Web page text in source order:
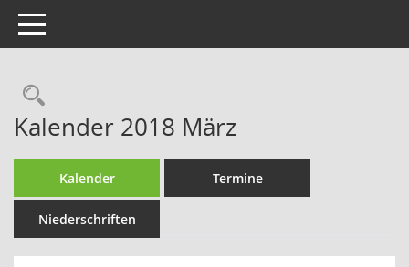
Toggle navigation
Rechercheauswahl
Kalender 2018 März
Kalender Termine
Niederschriften